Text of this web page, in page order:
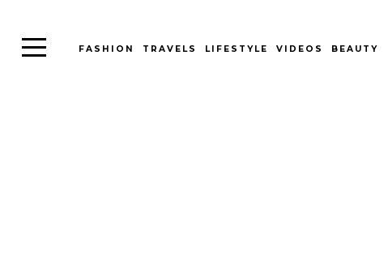
FASHION TRAVELS LIFESTYLE VIDEOS BEAUTY